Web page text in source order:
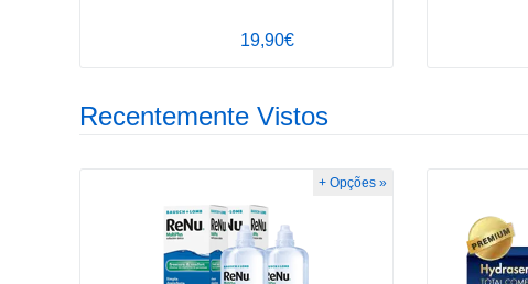
19,90€
Recentemente Vistos
+ Opções »